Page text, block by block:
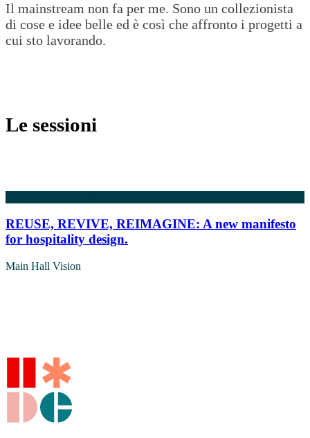
Il mainstream non fa per me. Sono un collezionista
di cose e idee belle ed è così che affronto i progetti a
cui sto lavorando.
Le sessioni
REUSE, REVIVE, REIMAGINE: A new manifesto
for hospitality design.
Main Hall Vision